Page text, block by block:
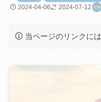
2024-04-06 2024-07-12
当ページのリンクに